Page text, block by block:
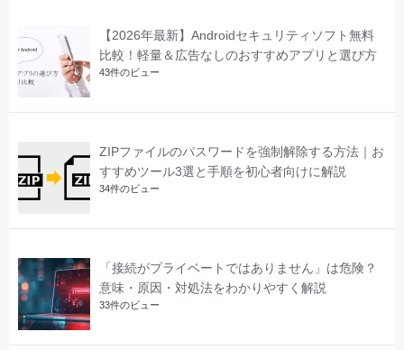
【2026年最新】Androidセキュリティソフト無料
比較！軽量＆広告なしのおすすめアプリと選び方
43件のビュー
ZIPファイルのパスワードを強制解除する方法｜お
すすめツール3選と手順を初心者向けに解説
34件のビュー
「接続がプライベートではありません」は危険？
意味・原因・対処法をわかりやすく解説
33件のビュー